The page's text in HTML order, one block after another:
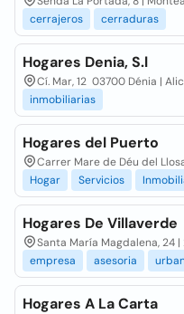
cerrajeros
cerraduras
Hogares Denia, S.l
Cí. Mar, 12 03700 Dénia |
inmobiliarias
Hogares del Puerto
Carrer Mare de Déu del
Hogar
Servicios
Hogares De Villaverde
Santa María Magdalena, 24 |
empresa
asesoria
Hogares A La Carta